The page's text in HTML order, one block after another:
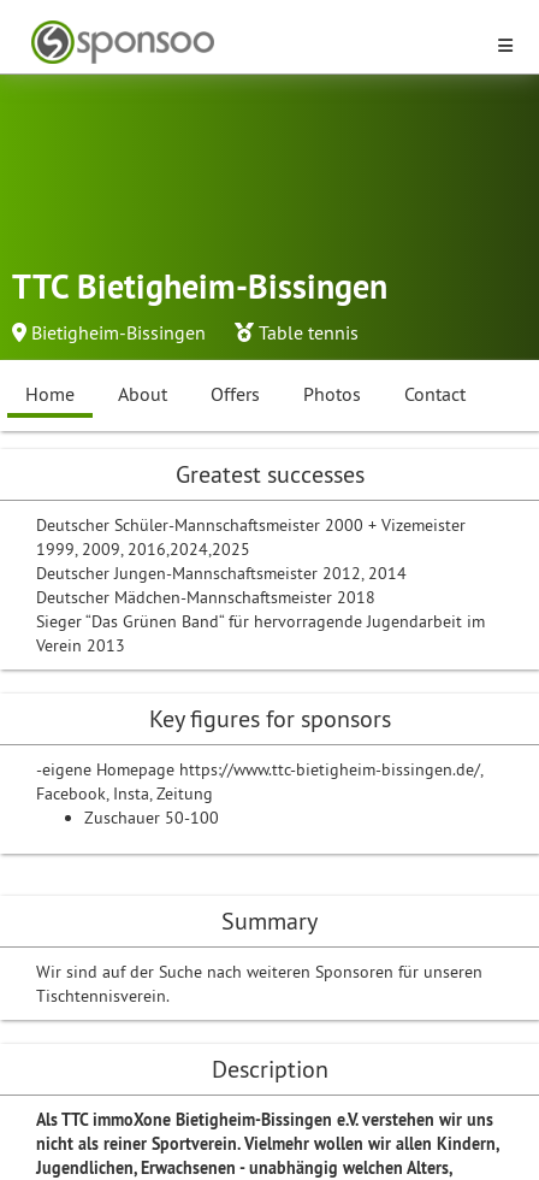
TTC Bietigheim-Bissingen
Bietigheim-Bissingen Table tennis
Home About Offers Photos Contact
Summary
Wir sind auf der Suche nach weiteren Sponsoren für unseren
Tischtennisverein.
Description
Als TTC immoXone Bietigheim-Bissingen e.V. verstehen wir uns
nicht als reiner Sportverein. Vielmehr wollen wir allen Kindern,
Jugendlichen, Erwachsenen - unabhängig welchen Alters,
Greatest successes
Deutscher Schüler-Mannschaftsmeister 2000 + Vizemeister
1999, 2009, 2016,2024,2025
Deutscher Jungen-Mannschaftsmeister 2012, 2014
Deutscher Mädchen-Mannschaftsmeister 2018
Sieger “Das Grünen Band“ für hervorragende Jugendarbeit im
Verein 2013
Key figures for sponsors
-eigene Homepage https://www.ttc-bietigheim-bissingen.de/,
Facebook, Insta, Zeitung
Zuschauer 50-100